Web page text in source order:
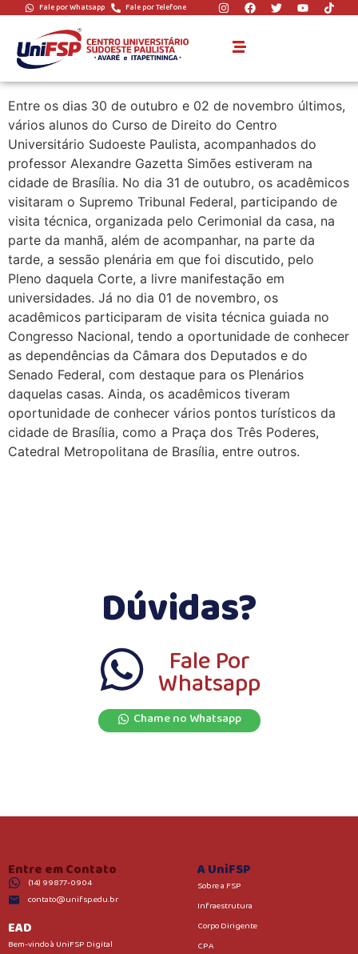
Fale por Whatsapp Fale por Telefone
ALUNOS DE DIREITO
EM BRASÍLIA
Entre os dias 30 de outubro e 02 de novembro últimos,
vários alunos do Curso de Direito do Centro
Universitário Sudoeste Paulista, acompanhados do
professor Alexandre Gazetta Simões estiveram na
cidade de Brasília. No dia 31 de outubro, os acadêmicos
visitaram o Supremo Tribunal Federal, participando de
visita técnica, organizada pelo Cerimonial da casa, na
parte da manhã, além de acompanhar, na parte da
tarde, a sessão plenária em que foi discutido, pelo
Pleno daquela Corte, a livre manifestação em
universidades. Já no dia 01 de novembro, os
acadêmicos participaram de visita técnica guiada no
Congresso Nacional, tendo a oportunidade de conhecer
as dependências da Câmara dos Deputados e do
Senado Federal, com destaque para os Plenários
daquelas casas. Ainda, os acadêmicos tiveram
oportunidade de conhecer vários pontos turísticos da
cidade de Brasília, como a Praça dos Três Poderes,
Catedral Metropolitana de Brasília, entre outros.
Dúvidas?
Fale Por
Whatsapp
Chame no Whatsapp
Entre em Contato
(14) 99877-0904
contato@unifsp.edu.br
EAD
Bem-vindo à UniFSP Digital
A UniFSP
Sobre a FSP
Infraestrutura
Corpo Dirigente
CPA